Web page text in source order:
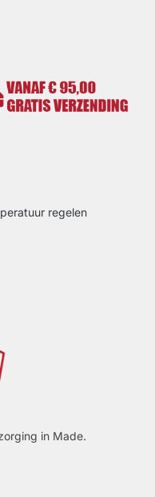
regelen
in Made.